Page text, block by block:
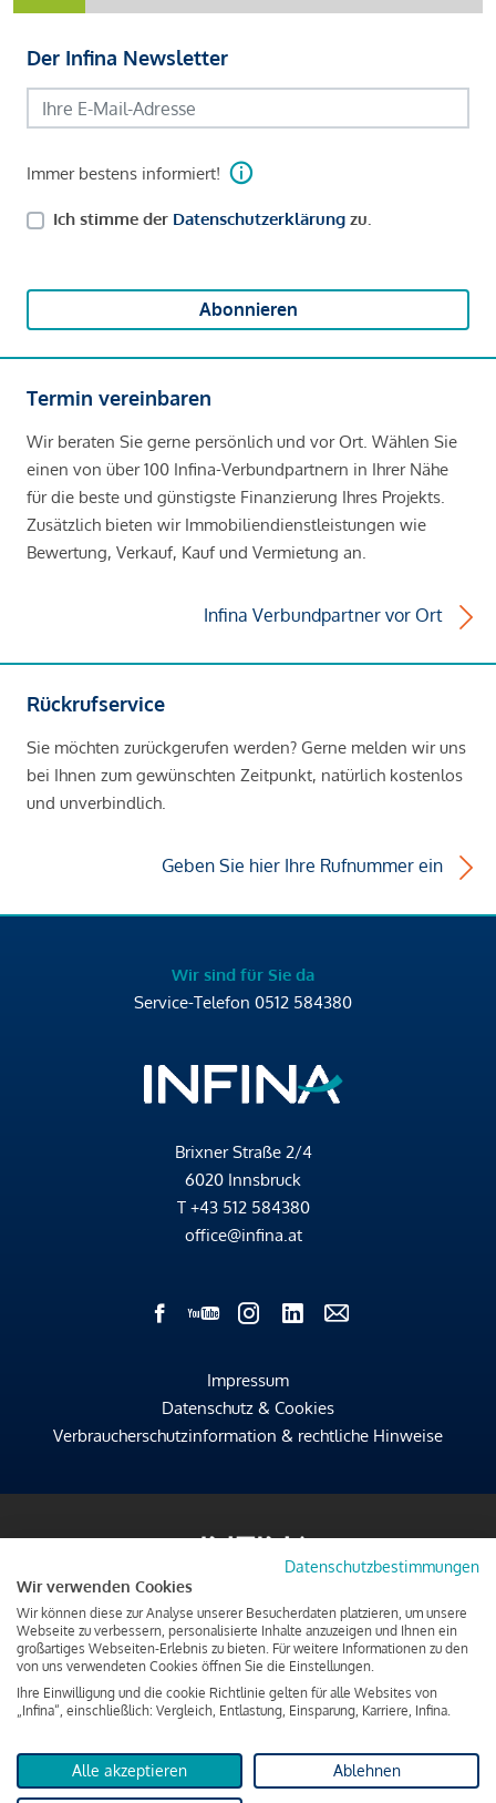
Der Infina Newsletter
Immer bestens informiert!
Ich stimme der Datenschutzerklärung zu.
Abonnieren
Termin vereinbaren
Wir beraten Sie gerne persönlich und vor Ort. Wählen Sie
einen von über 100 Infina-Verbundpartnern in Ihrer Nähe
für die beste und günstigste Finanzierung Ihres Projekts.
Zusätzlich bieten wir Immobiliendienstleistungen wie
Bewertung, Verkauf, Kauf und Vermietung an.
Infina Verbundpartner vor Ort
Rückrufservice
Sie möchten zurückgerufen werden? Gerne melden wir uns
bei Ihnen zum gewünschten Zeitpunkt, natürlich kostenlos
und unverbindlich.
Geben Sie hier Ihre Rufnummer ein
Wir sind für Sie da
Service-Telefon 0512 584380
Brixner Straße 2/4
6020 Innsbruck
T +43 512 584380
office@infina.at
Impressum
Datenschutz & Cookies
Verbraucherschutzinformation & rechtliche Hinweise
Datenschutzbestimmungen
Wir verwenden Cookies
Wir können diese zur Analyse unserer Besucherdaten platzieren, um unsere
Webseite zu verbessern, personalisierte Inhalte anzuzeigen und Ihnen ein
großartiges Webseiten-Erlebnis zu bieten. Für weitere Informationen zu den
von uns verwendeten Cookies öffnen Sie die Einstellungen.
Ihre Einwilligung und die cookie Richtlinie gelten für alle Websites von
„Infina“, einschließlich: Vergleich, Entlastung, Einsparung, Karriere, Infina.
Alle akzeptieren Ablehnen